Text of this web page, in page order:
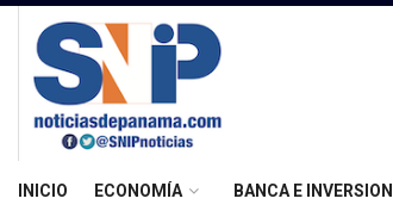
INICIO ECONOMÍA BANCA E